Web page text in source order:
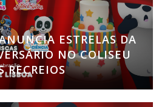
ESTRELAS DA
NO COLISEU
RECREIOS
três décadas de sucesso do
audiências e promete reunir